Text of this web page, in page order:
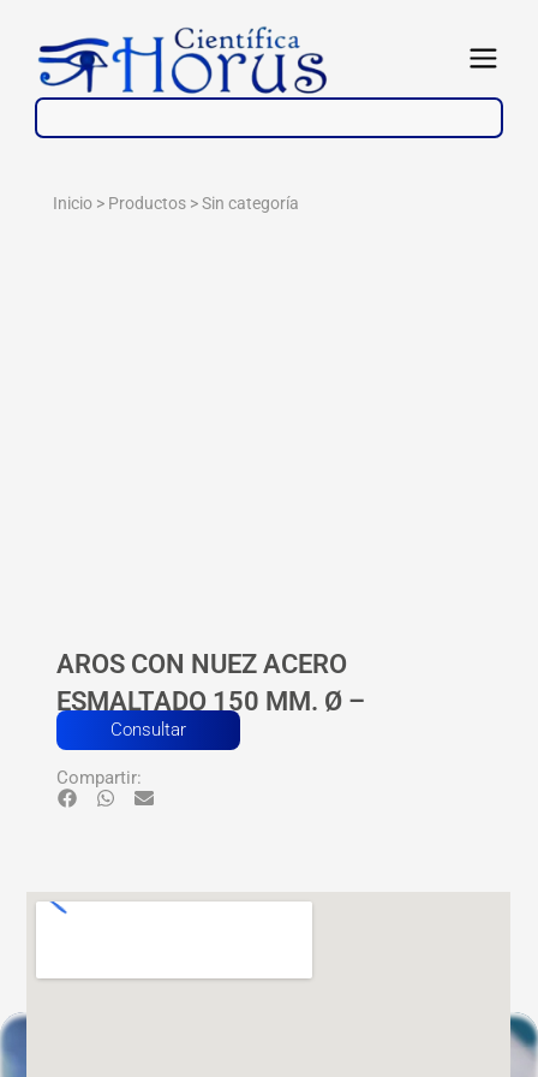
contenido
Abrir
Inicio > Productos >Sin categoría
AROS CON NUEZ ACERO
ESMALTADO 150 MM. Ø –
Consultar
Compartir: